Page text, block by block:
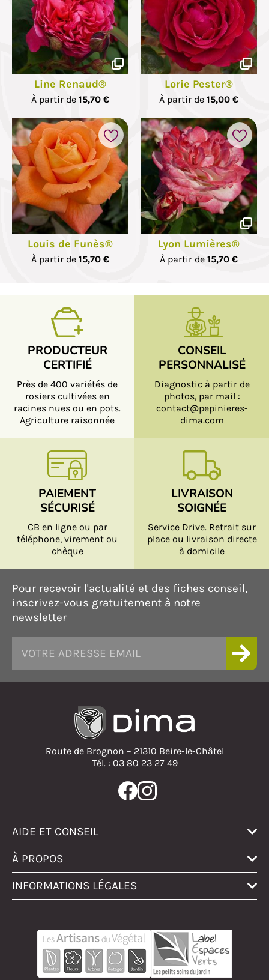
Line Renaud®
À partir de 15,70 €
Lorie Pester®
À partir de 15,00 €
Louis de Funès®
À partir de 15,70 €
Lyon Lumières®
À partir de 15,70 €
PRODUCTEUR
CERTIFIÉ
Près de 400 variétés de
rosiers cultivées en
racines nues ou en pots.
Agriculture raisonnée
CONSEIL
PERSONNALISÉ
Diagnostic à partir de
photos, par mail :
contact@pepinieres-
dima.com
PAIEMENT
SÉCURISÉ
CB en ligne ou par
téléphone, virement ou
chèque
LIVRAISON
SOIGNÉE
Service Drive. Retrait sur
place ou livraison directe
à domicile
Pour recevoir l'actualité et des fiches conseil,
inscrivez-vous gratuitement à notre
newsletter
Route de Brognon – 21310 Beire-le-Châtel
Tél. : 03 80 23 27 49
AIDE ET CONSEIL
À PROPOS
INFORMATIONS LÉGALES